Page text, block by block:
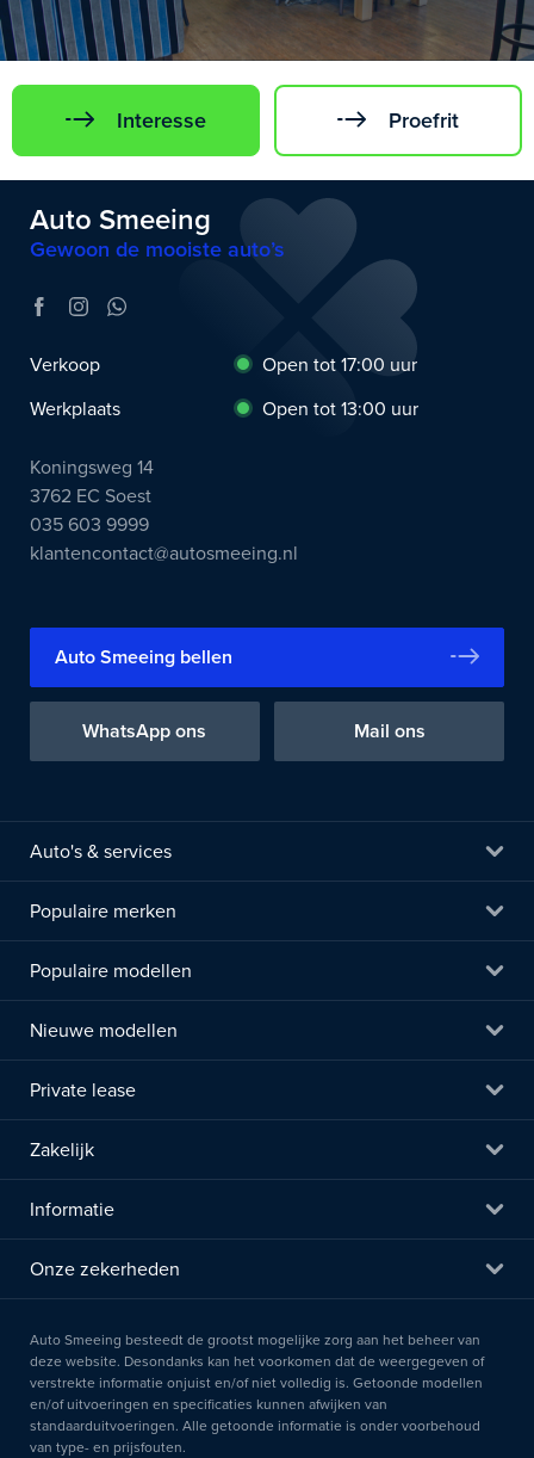
Interesse Proefrit
Auto Smeeing
Gewoon de mooiste auto’s
Verkoop
Open tot 17:00 uur
Werkplaats
Open tot 13:00 uur
Koningsweg 14
3762 EC Soest
035 603 9999
klantencontact@autosmeeing.nl
Auto Smeeing bellen
WhatsApp ons Mail ons
Auto's & services
Populaire merken
Populaire modellen
Nieuwe modellen
Private lease
Zakelijk
Informatie
Onze zekerheden
Auto Smeeing besteedt de grootst mogelijke zorg aan het beheer van
deze website. Desondanks kan het voorkomen dat de weergegeven of
verstrekte informatie onjuist en/of niet volledig is. Getoonde modellen
en/of uitvoeringen en specificaties kunnen afwijken van
standaarduitvoeringen. Alle getoonde informatie is onder voorbehoud
van type- en prijsfouten.